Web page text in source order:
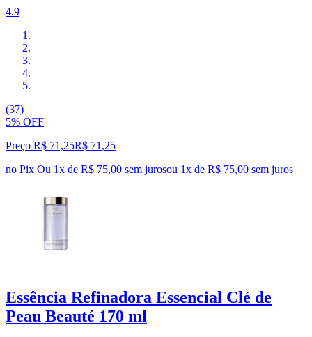
4.9
(37)
5% OFF
Preço R$ 71,25R$ 71 ,25
no Pix Ou 1x de R$ 75,00 sem jurosou 1x de R$ 75,00 sem juros
Essência Refinadora Essencial Clé de
Peau Beauté 170 ml